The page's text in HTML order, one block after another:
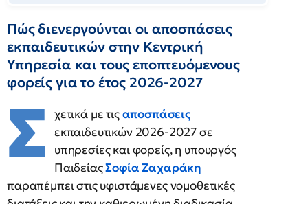
Πώς διενεργούνται οι αποσπάσεις
εκπαιδευτικών στην Κεντρική
Υπηρεσία και τους εποπτευόμενους
φορείς για το έτος 2026-2027
Σ χετικά με τιςαποσπάσεις
εκπαιδευτικών 2026-2027 σε
υπηρεσίες και φορείς, η υπουργός
ΠαιδείαςΣοφία Ζαχαράκη
παραπέμπει στις υφιστάμενες νομοθετικές